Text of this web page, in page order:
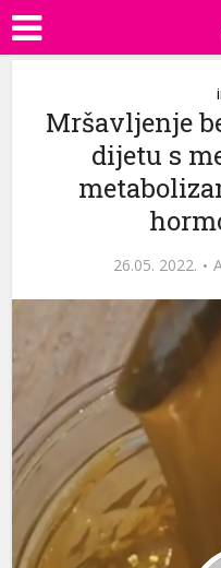
Mršavljenje
dijetu s
26.05. 2022.